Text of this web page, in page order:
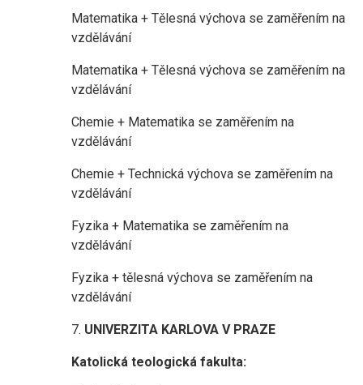
Matematika + Tělesná výchova se zaměřením na
vzdělávání
Matematika + Tělesná výchova se zaměřením na
vzdělávání
Chemie + Matematika se zaměřením na
vzdělávání
Chemie + Technická výchova se zaměřením na
vzdělávání
Fyzika + Matematika se zaměřením na
vzdělávání
Fyzika + tělesná výchova se zaměřením na
vzdělávání
7. UNIVERZITA KARLOVA V PRAZE
Katolická teologická fakulta: